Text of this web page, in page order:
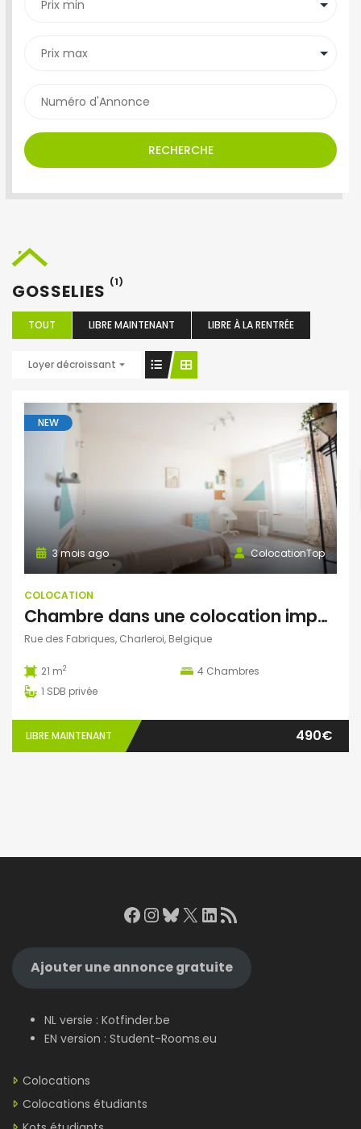
RECHERCHE
GOSSELIES (1)
TOUT LIBRE MAINTENANT LIBRE À LA RENTRÉE
Loyer décroissant
NEW
ColocationTop
3 mois ago
COLOCATION
Chambre dans une colocation impeccable
Rue des Fabriques, Charleroi, Belgique
21 m2 4 Chambres
1 SDB privée
LIBRE MAINTENANT 490€
Facebook
Instagram
Bluesky
X LinkedIn
RSS Feed
Ajouter une annonce gratuite
NL versie : Kotfinder.be
EN version : Student-Rooms.eu
Colocations
Colocations étudiants